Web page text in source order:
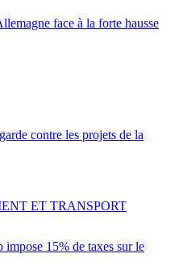
face à la forte hausse
contre les projets de la
impose 15% de taxes sur le
ET TRANSPORT